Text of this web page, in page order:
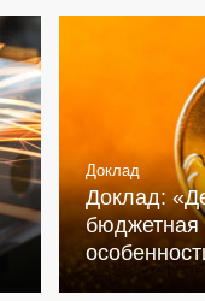
Доклад
Доклад:
бюджетная